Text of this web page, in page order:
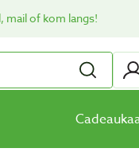
mail of kom langs!